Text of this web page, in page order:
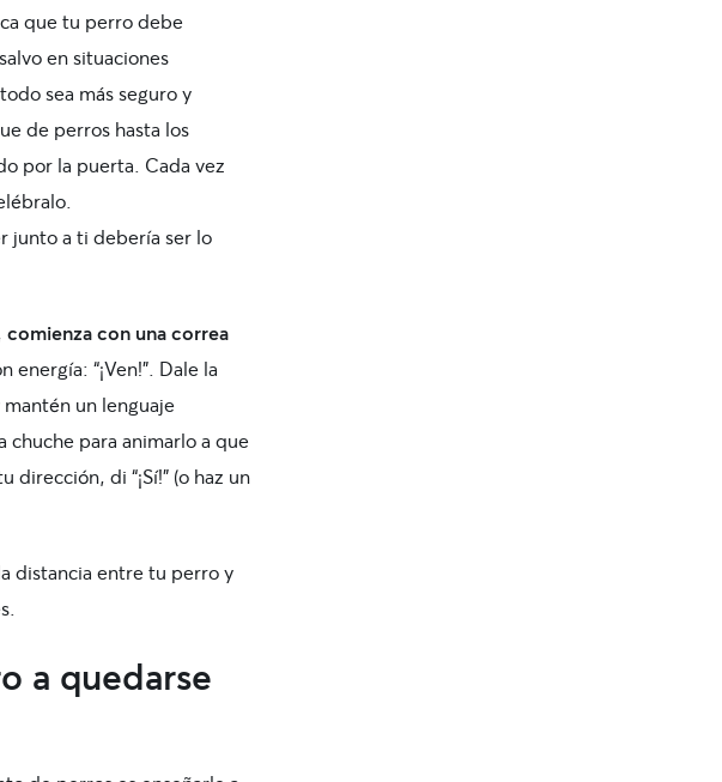
que tu perro debe
en situaciones
sea más seguro y
de perros hasta los
por la puerta. Cada vez
junto a ti debería ser lo
comienza con una correa
energía: “¡Ven!”. Dale la
mantén un lenguaje
chuche para animarlo a que
di “¡Sí!” (o haz un
distancia entre tu perro y
a quedarse